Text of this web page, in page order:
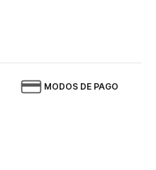
MODOS DE PAGO